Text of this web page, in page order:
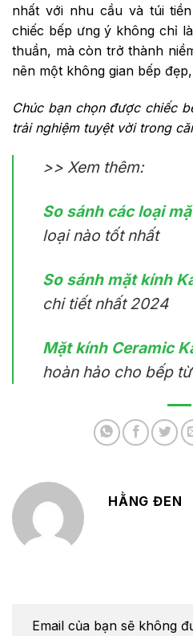
nhất với nhu cầu và túi
chiếc bếp ưng ý không chỉ
thuần, mà còn trở thành
nên một không gian bếp
Chúc bạn chọn được chiếc
trải nghiệm tuyệt vời trong
>> Xem thêm:
So sánh các loại
loại nào tốt nhất
So sánh mặt kính
chi tiết nhất 2024
Mặt kính Ceramic
hoàn hảo cho bếp
HẰNG ĐEN
Email của bạn sẽ không